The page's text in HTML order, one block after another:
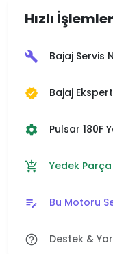
Hızlı
build Bajaj Servis
verified Bajaj
settings Pulsar 180F
add_shopping_cart Yedek Parça
edit_note Bu Motoru
help_outline Destek &